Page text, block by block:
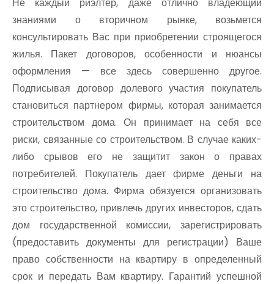
знаниями о вторичном рынке, возьмется
консультировать Вас при приобретении строящегося
жилья. Пакет договоров, особенности и нюансы
оформления — все здесь совершенно другое.
Подписывая договор долевого участия покупатель
становиться партнером фирмы, которая занимается
строительством дома. Он принимает на себя все
риски, связанные со строительством. В случае каких-
либо срывов его не защитит закон о правах
потребителей. Покупатель дает фирме деньги на
строительство дома. Фирма обязуется организовать
это строительство, привлечь других инвесторов, сдать
дом государственной комиссии, зарегистрировать
(предоставить документы для регистрации) Ваше
право собственности на квартиру в определенный
срок и передать Вам квартиру. Гарантий успешной